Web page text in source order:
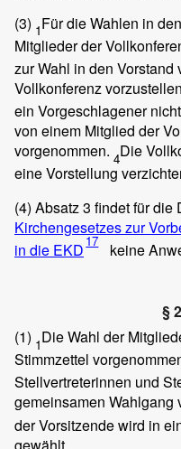
(3) 1Für die Wahlen in
Mitglieder der
zur Wahl in den
Vollkonferenz
ein Vorgeschlagener
von einem Mitglied der
vorgenommen. 4Die
eine Vorstellung
(4) Absatz 3 findet für die
Kirchengesetzes zur
in die EKD17 keine
§
(1) 1Die Wahl der
Stimmzettel
Stellvertreterinnen und
gemeinsamen Wahlgang
der Vorsitzende wird in
gewählt.